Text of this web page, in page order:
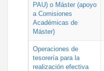
PAU) o Máster (apoyo
a Comisiones
Académicas de
Máster)
Operaciones de
tesorería para la
realización efectiva